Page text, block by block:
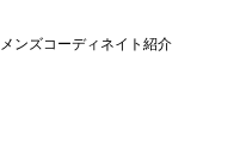
メンズコーディネイト紹介